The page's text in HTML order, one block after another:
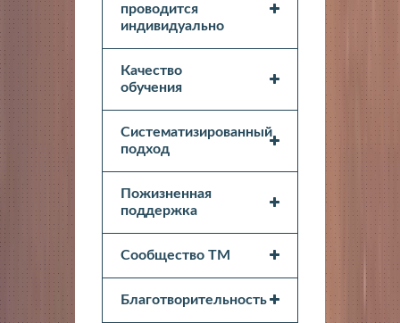
проводится
индивидуально
Качество
обучения
Систематизированный
подход
Пожизненная
поддержка
Сообщество ТМ
Благотворительность